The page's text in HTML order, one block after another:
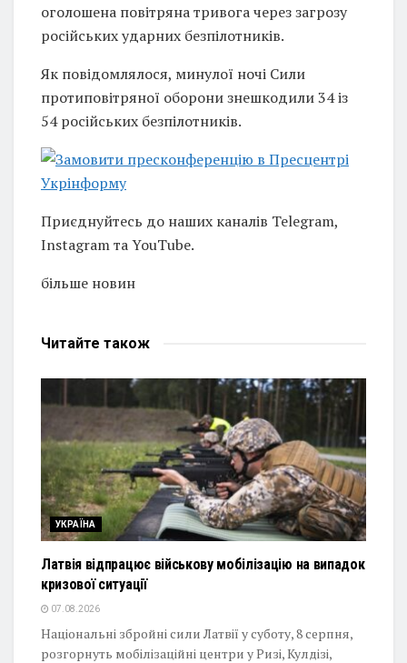
оголошена повітряна тривога через загрозу
російських ударних безпілотників.
Як повідомлялося, минулої ночі Сили
протиповітряної оборони знешкодили 34 із
54 російських безпілотників.
Приєднуйтесь до наших каналів Telegram,
Instagram та YouTube.
більше новин
Читайте також
УКРАЇНА
Латвія відпрацює військову мобілізацію на випадок
кризової ситуації
07.08.2026
Національні збройні сили Латвії у суботу, 8 серпня,
розгорнуть мобілізаційні центри у Ризі, Кулдізі,